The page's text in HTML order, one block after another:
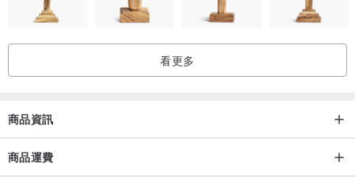
看更多
商品資訊
商品運費